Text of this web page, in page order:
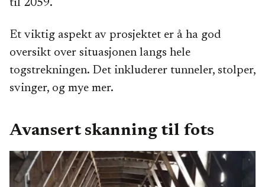
til 2059.
Et viktig aspekt av prosjektet er å ha god
oversikt over situasjonen langs hele
togstrekningen. Det inkluderer tunneler, stolper,
svinger, og mye mer.
Avansert skanning til fots